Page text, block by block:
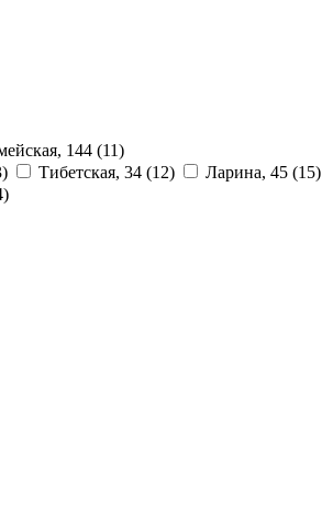
144 (11)
Тибетская, 34 (12) Ларина, 45 (15)